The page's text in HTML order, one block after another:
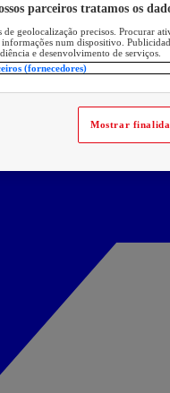
parceiros tratamos os
de geolocalização precisos. Procurar
informações num dispositivo.
e desenvolvimento de serviços.
(fornecedores)
Mostrar